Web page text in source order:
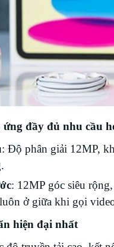
đầy đủ nhu cầu
: Độ phân giải 12MP,
: 12MP góc siêu
ở giữa khi gọi
hiện đại nhất